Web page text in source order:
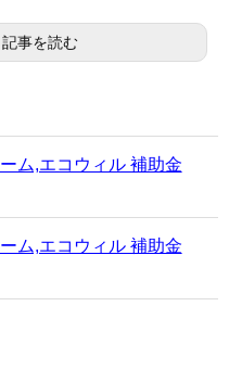
記事を読む
ム,エコウィル 補助金
ム,エコウィル 補助金